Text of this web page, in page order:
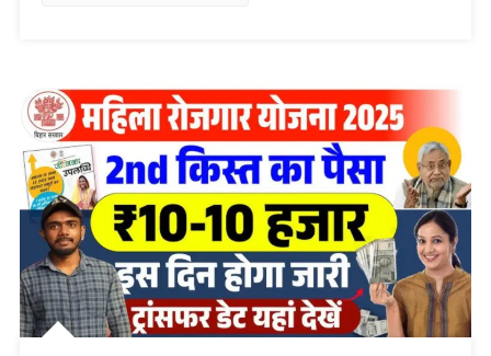
चेक
करे
लिंक जारी